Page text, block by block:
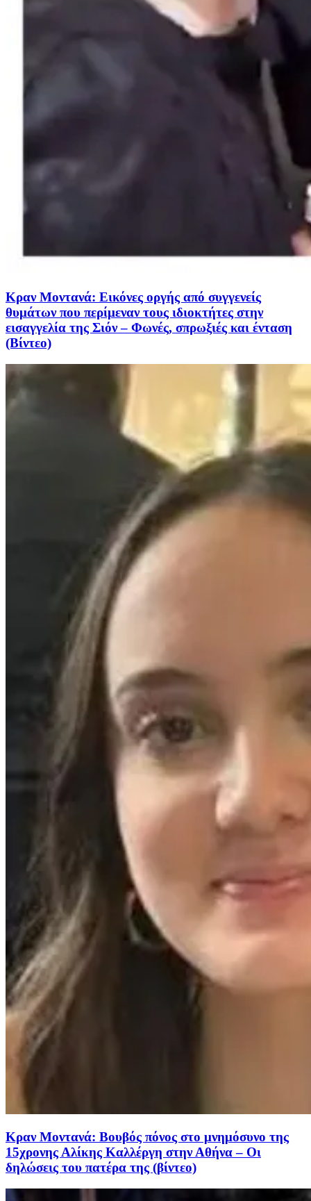
Κραν Μοντανά: Εικόνες οργής από συγγενείς
θυμάτων που περίμεναν τους ιδιοκτήτες στην
εισαγγελία της Σιόν – Φωνές, σπρωξιές και ένταση
(Βίντεο)
Κραν Μοντανά: Βουβός πόνος στο μνημόσυνο της
15χρονης Αλίκης Καλλέργη στην Αθήνα – Οι
δηλώσεις του πατέρα της (βίντεο)